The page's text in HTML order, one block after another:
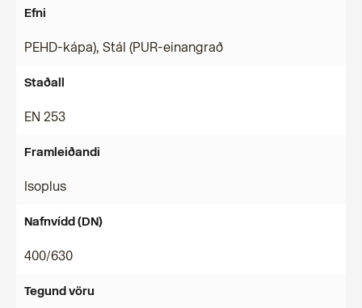
Efni
PEHD-kápa), Stál (PUR-einangrað
Staðall
EN 253
Framleiðandi
Isoplus
Nafnvídd (DN)
400/630
Tegund vöru